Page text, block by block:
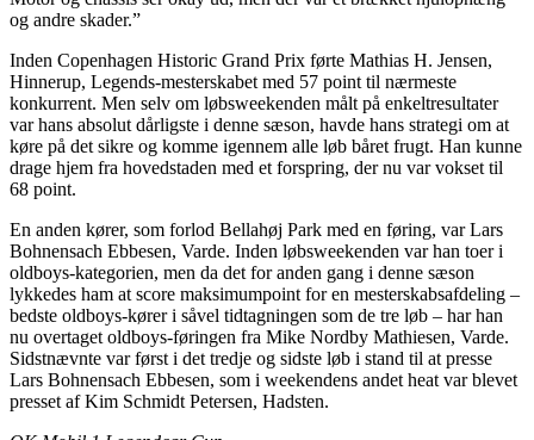
og andre skader.”
Inden Copenhagen Historic Grand Prix førte Mathias H. Jensen,
Hinnerup, Legends-mesterskabet med 57 point til nærmeste
konkurrent. Men selv om løbsweekenden målt på enkeltresultater
var hans absolut dårligste i denne sæson, havde hans strategi om at
køre på det sikre og komme igennem alle løb båret frugt. Han kunne
drage hjem fra hovedstaden med et forspring, der nu var vokset til
68 point.
En anden kører, som forlod Bellahøj Park med en føring, var Lars
Bohnensach Ebbesen, Varde. Inden løbsweekenden var han toer i
oldboys-kategorien, men da det for anden gang i denne sæson
lykkedes ham at score maksimumpoint for en mesterskabsafdeling –
bedste oldboys-kører i såvel tidtagningen som de tre løb – har han
nu overtaget oldboys-føringen fra Mike Nordby Mathiesen, Varde.
Sidstnævnte var først i det tredje og sidste løb i stand til at presse
Lars Bohnensach Ebbesen, som i weekendens andet heat var blevet
presset af Kim Schmidt Petersen, Hadsten.